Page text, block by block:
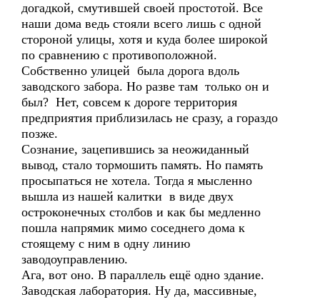
догадкой, смутившей своей простотой. Все
наши дома ведь стояли всего лишь с одной
стороной улицы, хотя и куда более широкой
по сравнению с противоположной.
Собственно улицей была дорога вдоль
заводского забора. Но разве там только он и
был? Нет, совсем к дороге территория
предприятия приблизилась не сразу, а гораздо
позже.
Сознание, зацепившись за неожиданный
вывод, стало тормошить память. Но память
просыпаться не хотела. Тогда я мысленно
вышла из нашей калитки в виде двух
остроконечных столбов и как бы медленно
пошла напрямик мимо соседнего дома к
стоящему с ним в одну линию
заводоуправлению.
Ага, вот оно. В параллель ещё одно здание.
Заводская лаборатория. Ну да, массивные,